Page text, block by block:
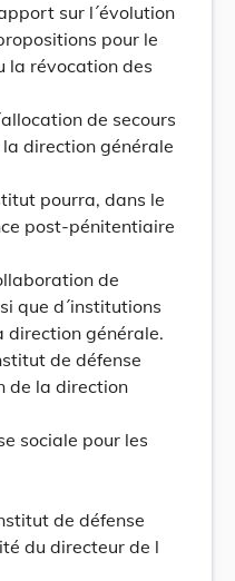
sur l´évolution
pour le
la révocation des
de secours
direction générale
pourra, dans le
post-pénitentiaire
de
que d´institutions
direction générale.
de défense
de la direction
sociale pour les
de défense
du directeur de l